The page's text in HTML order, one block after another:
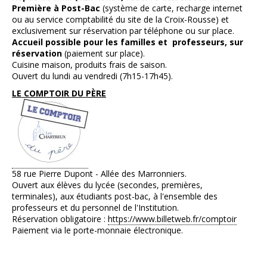
Première à Post-Bac (système de carte, recharge internet
ou au service comptabilité du site de la Croix-Rousse) et
exclusivement sur réservation par téléphone ou sur place.
Accueil possible pour les familles et professeurs, sur
réservation (paiement sur place).
Cuisine maison, produits frais de saison.
Ouvert du lundi au vendredi (7h15-17h45).
LE COMPTOIR DU PÈRE
58 rue Pierre Dupont - Allée des Marronniers.
Ouvert aux élèves du lycée (secondes, premières,
terminales), aux étudiants post-bac, à l'ensemble des
professeurs et du personnel de l'Institution.
Réservation obligatoire : https://www.billetweb.fr/comptoir
Paiement via le porte-monnaie électronique.